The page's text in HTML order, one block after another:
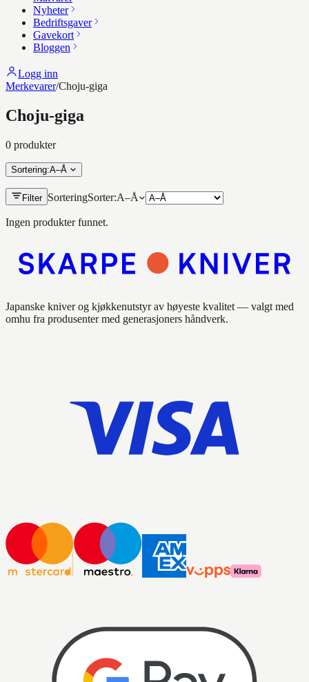
Nyheter
Bedriftsgaver
Gavekort
Bloggen
Logg inn
Merkevarer/Choju-giga
Choju-giga
0 produkter
Sortering:A–Å
Filter SorteringSorter:A–Å
Ingen produkter funnet.
Japanske kniver og kjøkkenutstyr av høyeste kvalitet — valgt med
omhu fra produsenter med generasjoners håndverk.